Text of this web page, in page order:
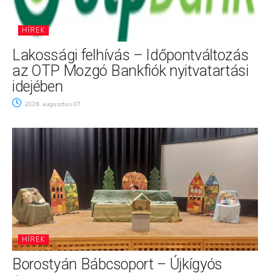
HÍREK
Lakossági felhívás – Időpontváltozás
az OTP Mozgó Bankfiók nyitvatartási
idejében
2026. augusztus 07.
HÍREK
Borostyán Bábcsoport – Újkígyós